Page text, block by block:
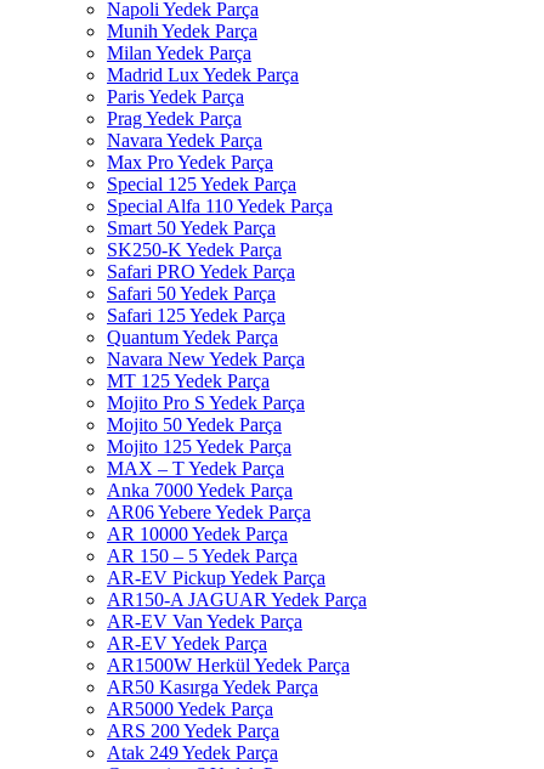
Napoli Yedek Parça
Munih Yedek Parça
Milan Yedek Parça
Madrid Lux Yedek Parça
Paris Yedek Parça
Prag Yedek Parça
Navara Yedek Parça
Max Pro Yedek Parça
Special 125 Yedek Parça
Special Alfa 110 Yedek Parça
Smart 50 Yedek Parça
SK250-K Yedek Parça
Safari PRO Yedek Parça
Safari 50 Yedek Parça
Safari 125 Yedek Parça
Quantum Yedek Parça
Navara New Yedek Parça
MT 125 Yedek Parça
Mojito Pro S Yedek Parça
Mojito 50 Yedek Parça
Mojito 125 Yedek Parça
MAX – T Yedek Parça
Anka 7000 Yedek Parça
AR06 Yebere Yedek Parça
AR 10000 Yedek Parça
AR 150 – 5 Yedek Parça
AR-EV Pickup Yedek Parça
AR150-A JAGUAR Yedek Parça
AR-EV Van Yedek Parça
AR-EV Yedek Parça
AR1500W Herkül Yedek Parça
AR50 Kasırga Yedek Parça
AR5000 Yedek Parça
ARS 200 Yedek Parça
Atak 249 Yedek Parça